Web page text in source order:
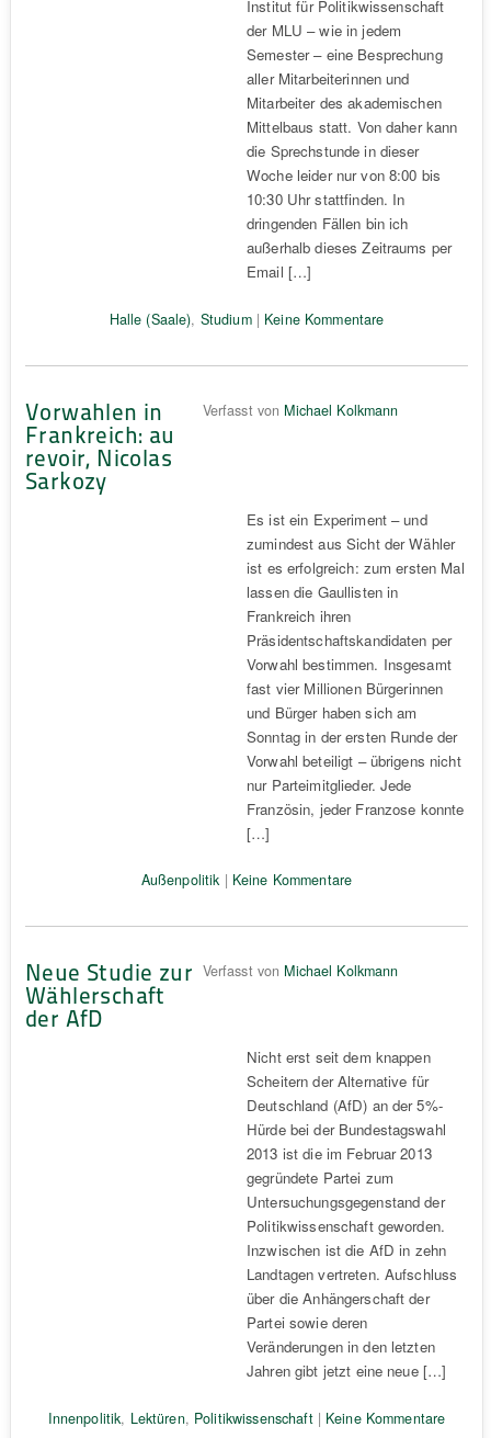
Institut für Politikwissenschaft
der MLU – wie in jedem
Semester – eine Besprechung
aller Mitarbeiterinnen und
Mitarbeiter des akademischen
Mittelbaus statt. Von daher kann
die Sprechstunde in dieser
Woche leider nur von 8:00 bis
10:30 Uhr stattfinden. In
dringenden Fällen bin ich
außerhalb dieses Zeitraums per
Email […]
Halle (Saale), Studium| Keine Kommentare
Vorwahlen in
Frankreich: au
revoir, Nicolas
Sarkozy
Verfasst von Michael Kolkmann
Es ist ein Experiment – und
zumindest aus Sicht der Wähler
ist es erfolgreich: zum ersten Mal
lassen die Gaullisten in
Frankreich ihren
Präsidentschaftskandidaten per
Vorwahl bestimmen. Insgesamt
fast vier Millionen Bürgerinnen
und Bürger haben sich am
Sonntag in der ersten Runde der
Vorwahl beteiligt – übrigens nicht
nur Parteimitglieder. Jede
Französin, jeder Franzose konnte
[…]
Außenpolitik | Keine Kommentare
Neue Studie zur
Wählerschaft
der AfD
Verfasst von Michael Kolkmann
Nicht erst seit dem knappen
Scheitern der Alternative für
Deutschland (AfD) an der 5%-
Hürde bei der Bundestagswahl
2013 ist die im Februar 2013
gegründete Partei zum
Untersuchungsgegenstand der
Politikwissenschaft geworden.
Inzwischen ist die AfD in zehn
Landtagen vertreten. Aufschluss
über die Anhängerschaft der
Partei sowie deren
Veränderungen in den letzten
Jahren gibt jetzt eine neue […]
Innenpolitik, Lektüren, Politikwissenschaft| Keine Kommentare